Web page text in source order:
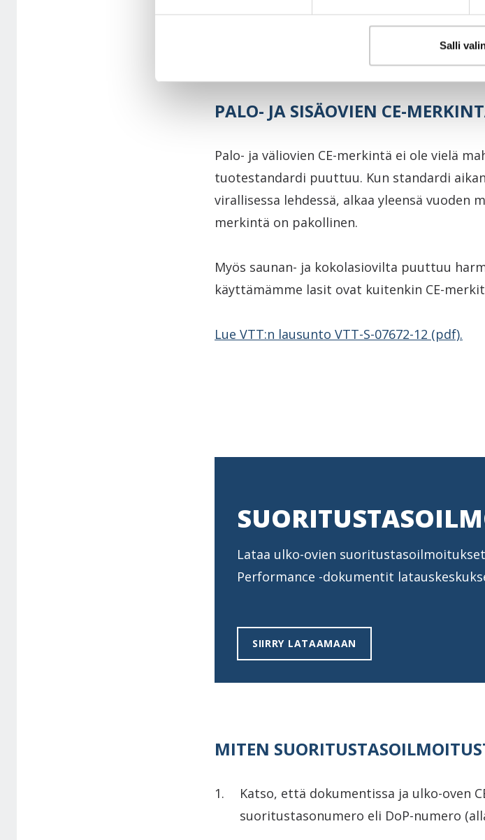
Salli
Lataa DoP-dokumentit eli
PALO- JA SISÄOVIEN CE-
Palo- ja väliovien CE-merkintä ei ole vielä
tuotestandardi puuttuu. Kun standardi
virallisessa lehdessä, alkaa yleensä vuoden
merkintä on pakollinen.
Myös saunan- ja kokolasiovilta puuttuu
käyttämämme lasit ovat kuitenkin CE-
Lue VTT:n lausunto VTT-S-07672-12 (pdf).
Lataa ulko-ovien
Performance -dokumentit
SIIRRY LATAAMAAN
MITEN
Katso, että dokumentissa ja ulko-oven
suoritustasonumero eli DoP-numero